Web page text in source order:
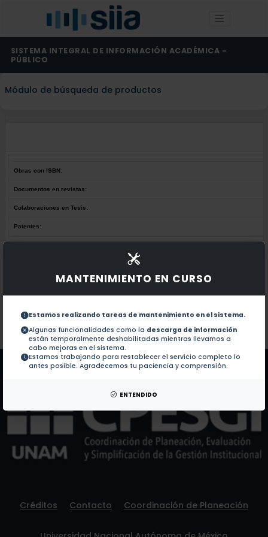
MANTENIMIENTO EN CURSO
Estamos realizando tareas de mantenimiento en el sistema.
Algunas funcionalidades como la descarga de información
están temporalmente deshabilitadas mientras llevamos a
cabo mejoras en el sistema.
Estamos trabajando para restablecer el servicio completo lo
antes posible. Agradecemos tu paciencia y comprensión.
ENTENDIDO
SISTEMA INTEGRAL DE INFORMACIÓN ACADÉMICA -
PÚBLICO
Módulo de búsqueda de productos
Obras con ISBN:
Documentos en revistas:
Colaboraciones en Tesis:
Patentes:
No hay obras de este autor.
Documentos en revistas:
Colaboraciones en Tesis:
Patentes: No hay patentes de este autor.
Créditos Contacto Coordinación de Planeación